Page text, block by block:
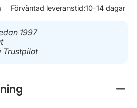
Förväntad leveranstid:10-14 dagar
1997
Trustpilot